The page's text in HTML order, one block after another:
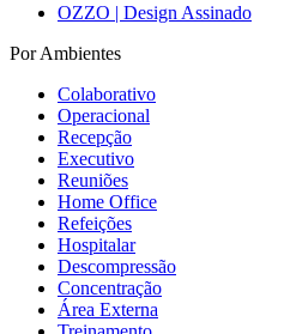
OZZO | Design Assinado
Por Ambientes
Colaborativo
Operacional
Recepção
Executivo
Reuniões
Home Office
Refeições
Hospitalar
Descompressão
Concentração
Área Externa